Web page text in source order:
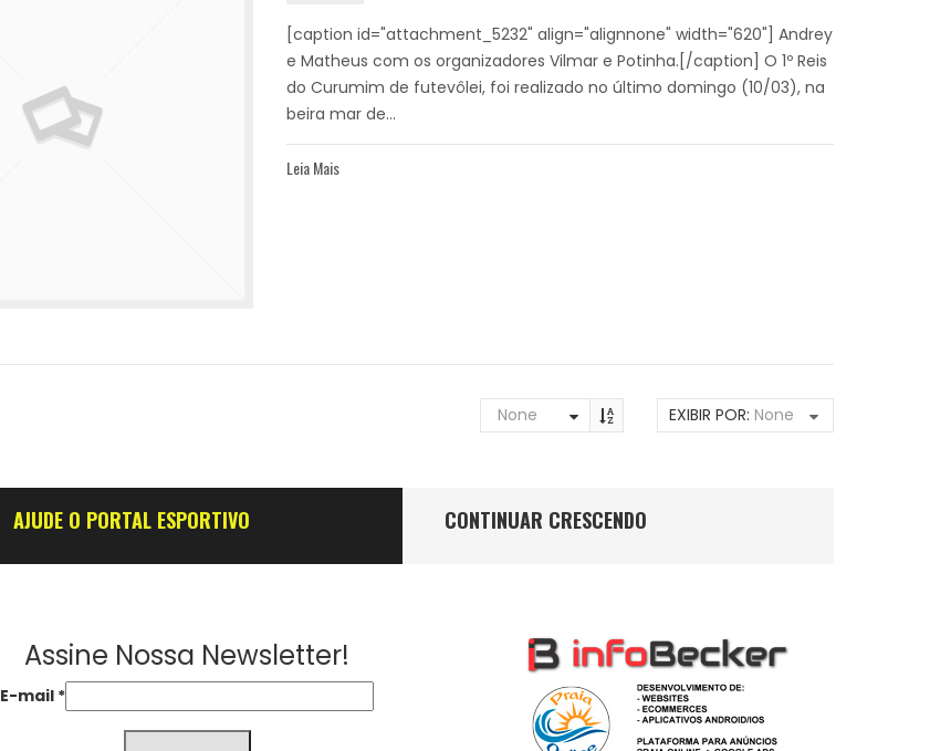
[caption id="attachment_5232" align="alignnone" width="620"] Andrey
e Matheus com os organizadores Vilmar e Potinha.[/caption] O 1º Reis
do Curumim de futevôlei, foi realizado no último domingo (10/03), na
beira mar de...
Leia Mais
None EXIBIR POR: None
AJUDE O PORTAL ESPORTIVO CONTINUAR CRESCENDO
Assine Nossa Newsletter!
E-mail *